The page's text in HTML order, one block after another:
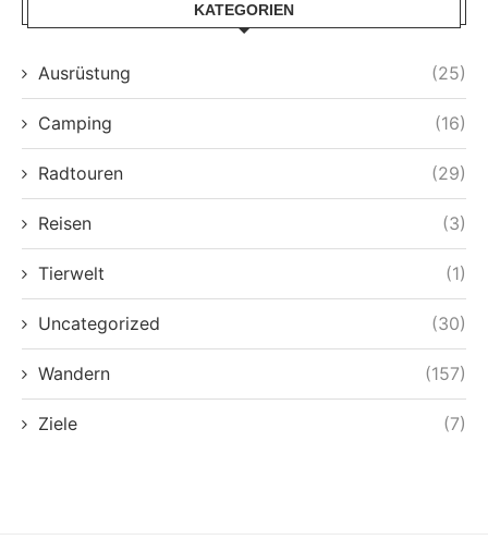
KATEGORIEN
Ausrüstung (25)
Camping (16)
Radtouren (29)
Reisen (3)
Tierwelt (1)
Uncategorized (30)
Wandern (157)
Ziele (7)